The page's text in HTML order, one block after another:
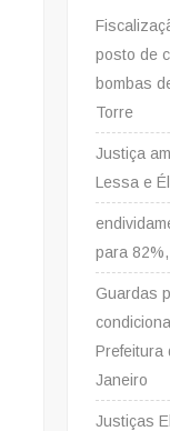
posto de
bombas
Torre
Justiça
Lessa e
para
Guardas
Prefeitura
Janeiro
Justiças